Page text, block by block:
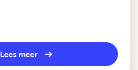
Lees meer